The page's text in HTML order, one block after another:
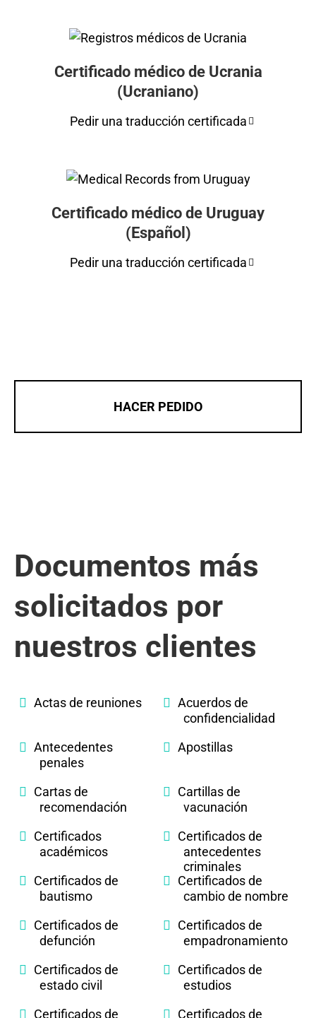
Certificado médico de Ucrania
(Ucraniano)
Pedir una traducción certificada
Certificado médico de Uruguay
(Español)
Pedir una traducción certificada
HACER PEDIDO
Documentos más
solicitados por
nuestros clientes
Actas de reuniones
Acuerdos de
confidencialidad
Antecedentes
penales
Apostillas
Cartas de
recomendación
Cartillas de
vacunación
Certificados
académicos
Certificados de
antecedentes
criminales
Certificados de
bautismo
Certificados de
cambio de nombre
Certificados de
defunción
Certificados de
empadronamiento
Certificados de
estado civil
Certificados de
estudios
Certificados de
Certificados de